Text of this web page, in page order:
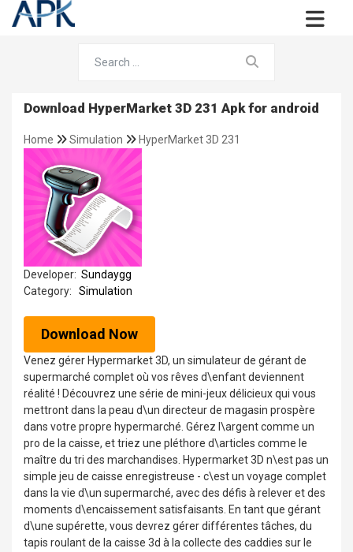
Download HyperMarket 3D 231 Apk for android
Home Simulation HyperMarket 3D 231
Developer: Sundaygg
Category:
Simulation
Download Now
Venez gérer Hypermarket 3D, un simulateur de gérant de
supermarché complet où vos rêves d\enfant deviennent
réalité ! Découvrez une série de mini-jeux délicieux qui vous
mettront dans la peau d\un directeur de magasin prospère
dans votre propre hypermarché. Gérez l\argent comme un
pro de la caisse, et triez une pléthore d\articles comme le
maître du tri des marchandises. Hypermarket 3D n\est pas un
simple jeu de caisse enregistreuse - c\est un voyage complet
dans la vie d\un supermarché, avec des défis à relever et des
moments d\encaissement satisfaisants. En tant que gérant
d\une supérette, vous devrez gérer différentes tâches, du
tapis roulant de la caisse 3d à la collecte des caddies sur le